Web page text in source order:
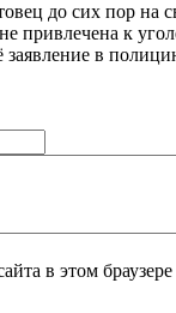
до сих пор на
привлечена к
в
в этом